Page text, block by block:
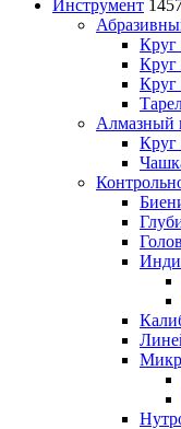
Инструмент
Круг
Круг
Круг
Алмазный
Круг